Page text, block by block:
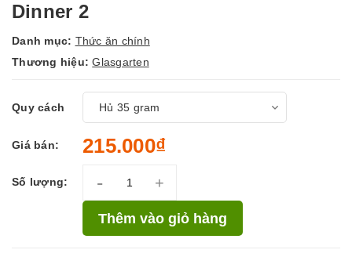
Dinner 2
Danh mục: Thức ăn chính
Thương hiệu:Glasgarten
Quy cách
Giá bán: 215.000₫
Số lượng: - +
Thêm vào giỏ hàng